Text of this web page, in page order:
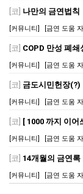
[코] 나만의 금연법칙
[커뮤니티] [금연 도움
[코] COPD 만성 폐쇄
[커뮤니티] [금연 도움
[코] 금도시민헌장(?)
[커뮤니티] [금연 도움
[코] [ 1000 까지 이어
[커뮤니티] [금연 도움
[코] 14개월의 금연
[커뮤니티] [금연 도움